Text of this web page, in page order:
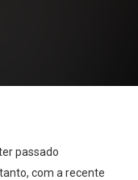
passado
com a recente